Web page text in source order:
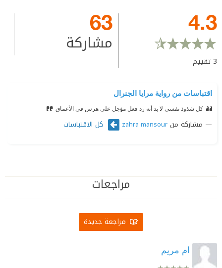
4.3
3تقييم
63
مشاركة
اقتباسات من رواية مرايا الجنرال
كل شذوذ نفسي لا بد أنه رد فعل مؤجل على هرس في اﻷعماق
مشاركة من zahra mansour كل الاقتباسات
مراجعات
مراجعة جديدة
ام مريم